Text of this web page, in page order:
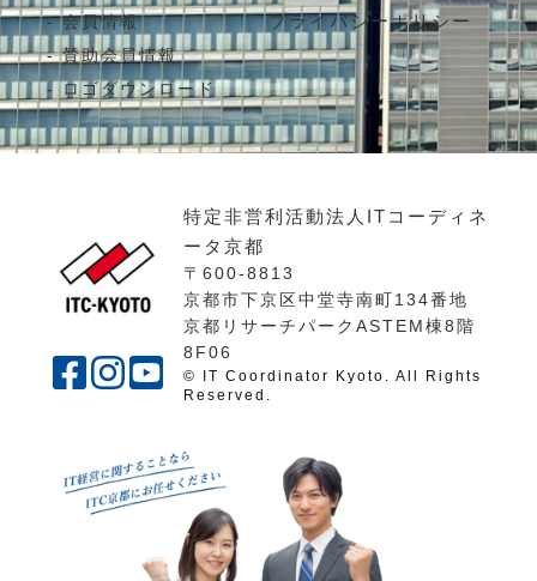
会員情報
賛助会員情報
ロゴダウンロード
プライバシーポリシー
特定非営利活動法人ITコーディネ
ータ京都
〒600-8813
京都市下京区中堂寺南町134番地
京都リサーチパークASTEM棟8階
8F06
© IT Coordinator Kyoto. All Rights
Reserved.